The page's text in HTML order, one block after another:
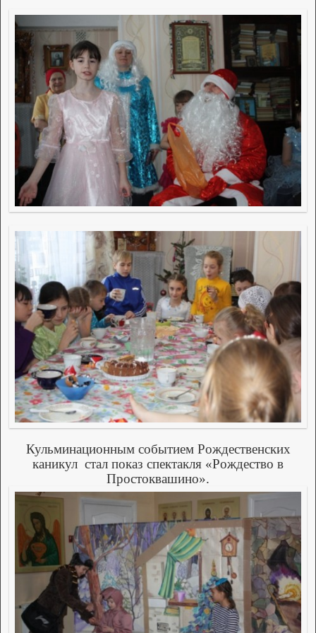
Кульминационным событием Рождественских
каникул стал показ спектакля «Рождество в
Простоквашино».